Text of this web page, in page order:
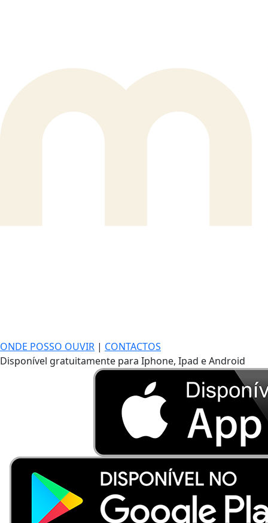
ONDE POSSO OUVIR | CONTACTOS
Disponível gratuitamente para Iphone, Ipad e Android